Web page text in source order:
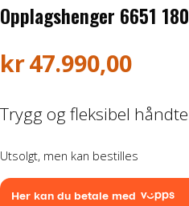
TGB ATV
BÅT OG BÅTMOTOR
Båter
Suzuki Båtmotor
Opplagshenger 6651
kr47.990,00
Trygg og fleksibel
Utsolgt, men kan bestilles